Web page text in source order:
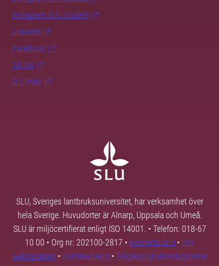
Instagram SLU.student
LinkedIn
Facebook
TikTok
SLU Play
SLU, Sveriges lantbruksuniversitet, har verksamhet över
hela Sverige. Huvudorter är Alnarp, Uppsala och Umeå.
SLU är miljöcertifierat enligt ISO 14001. • Telefon: 018-67
10 00 • Org nr: 202100-2817 • Kontakta SLU • Om
webbplatsen • Hantera kakor • Tillgänglighetsredogörelse